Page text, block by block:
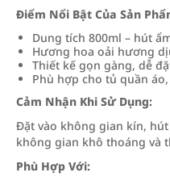
Điểm Nổi Bật Của Sản
Dung tích 800ml – hút
Hương hoa oải hương
Thiết kế gọn gàng, dễ
Phù hợp cho tủ quần
Cảm Nhận Khi Sử Dụng:
Đặt vào không gian kín,
không gian khô thoáng và
Phù Hợp Với: